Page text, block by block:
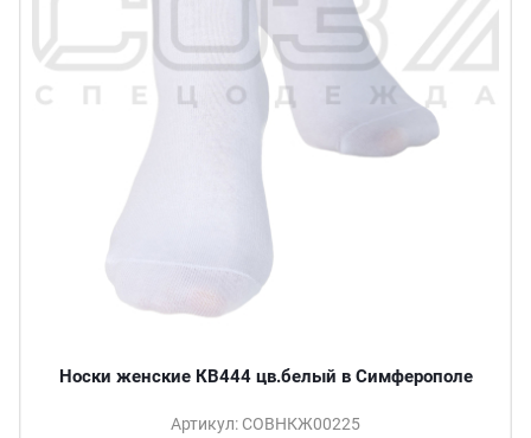
Носки женские КВ444 цв.белый в Симферополе
Артикул: СОВНКЖ00225